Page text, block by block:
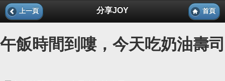
上一頁 分享JOY 首頁
午飯時間到嘍，今天吃奶油壽司